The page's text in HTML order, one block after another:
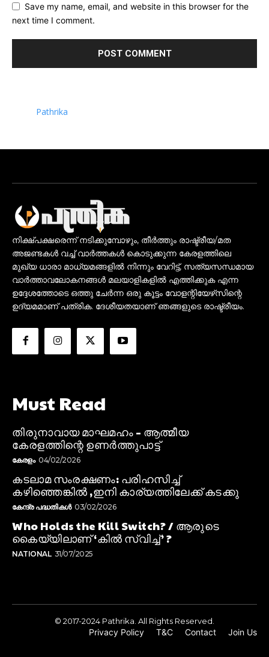
Save my name, email, and website in this browser for the
next time I comment.
Pathrika
നിക്ഷ്പക്ഷരെന്ന് നടിക്കുമ്പോഴും, തീർത്തും രാഷ്ട്രീയ/മത
അജണ്ടകൾ വച്ച് വാർത്തകൾ കൊടുക്കുന്ന കേരളത്തിലെ
മുഖ്യ ധാരാ മാധ്യമങ്ങളിൽ നിന്നും വേറിട്ട്, സത്യസന്ധമായ
വാർത്താവലോകനങ്ങൾ മലയാളികളിൽ എത്തിക്കുക എന്ന
ഉദ്ദേശത്തോടെ ഒത്തു ചേർന്ന ഒരു കൂട്ടം വോളന്റിയേഴ്‌സിന്റെ
ഉദ്യമമാണ് പത്രിക. ദേശീയതയാണ് ഞങ്ങളുടെ രാഷ്ട്രീയം.
Must Read
തിരുനാവായ മാഘമഹം – ആത്മീയ
കേരളത്തിന്റെ ഉണർത്തുപാട്ട്
കേരളം 04/02/2026
കടലാമ സംരക്ഷണം: പരിഹസിച്ച്
കഴിഞ്ഞെങ്കിൽ ,ഇനി കാര്യത്തിലേക്ക് കടക്കു
കേന്ദ്ര പദ്ധതികൾ 03/02/2026
Who Holds the Kill Switch? / ആരുടെ
കൈയ്യിലാണ് ‘കിൽ സ്വിച്ച്’ ?
NATIONAL 31/07/2025
© 2017-2024 Pathrika. All Rights Reserved.
Privacy Policy T&C Contact Join Us